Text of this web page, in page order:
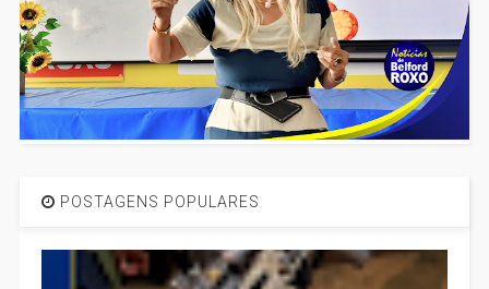
POSTAGENS POPULARES